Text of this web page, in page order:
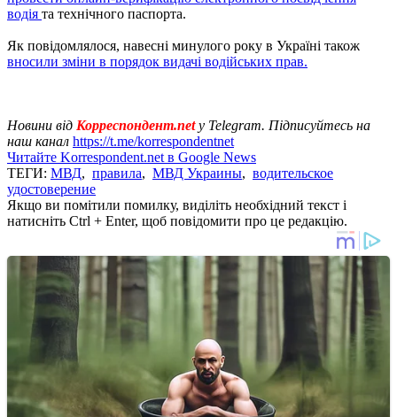
водія та технічного паспорта.
Як повідомлялося, навесні минулого року в Україні також
вносили зміни в порядок видачі водійських прав.
Новини від Корреспондент.net у Telegram. Підписуйтесь на
наш канал https://t.me/korrespondentnet
Читайте Korrespondent.net в Google News
ТЕГИ: МВД, правила, МВД Украины, водительское
удостоверение
Якщо ви помітили помилку, виділіть необхідний текст і
натисніть Ctrl + Enter, щоб повідомити про це редакцію.